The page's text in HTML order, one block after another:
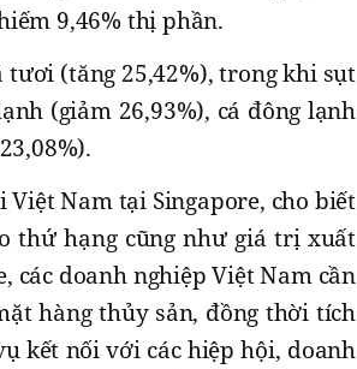
9,46% thị phần.
(tăng 25,42%), trong khi sụt
(giảm 26,93%), cá đông lạnh
Việt Nam tại Singapore, cho biết
thứ hạng cũng như giá trị xuất
các doanh nghiệp Việt Nam cần
hàng thủy sản, đồng thời tích
kết nối với các hiệp hội, doanh